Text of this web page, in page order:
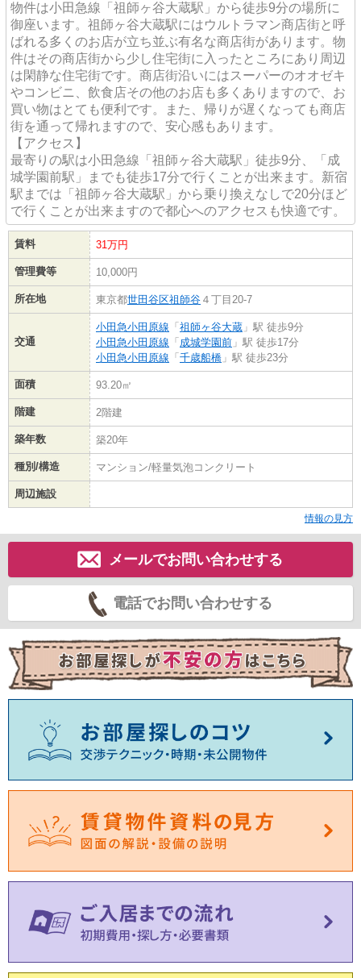
物件は小田急線「祖師ヶ谷大蔵駅」から徒歩9分の場所に
御座います。祖師ヶ谷大蔵駅にはウルトラマン商店街と呼
ばれる多くのお店が立ち並ぶ有名な商店街があります。物
件はその商店街から少し住宅街に入ったところにあり周辺
は閑静な住宅街です。商店街沿いにはスーパーのオオゼキ
やコンビニ、飲食店その他のお店も多くありますので、お
買い物はとても便利です。また、帰りが遅くなっても商店
街を通って帰れますので、安心感もあります。
【アクセス】
最寄りの駅は小田急線「祖師ヶ谷大蔵駅」徒歩9分、「成
城学園前駅」までも徒歩17分で行くことが出来ます。新宿
駅までは「祖師ヶ谷大蔵駅」から乗り換えなしで20分ほど
で行くことが出来ますので都心へのアクセスも快適です。
賃料 31万円
管理費等 10,000円
所在地 東京都世田谷区祖師谷 ４丁目20-7
交通
小田急小田原線 「 祖師ヶ谷大蔵 」駅 徒歩9分
小田急小田原線 「 成城学園前 」駅 徒歩17分
小田急小田原線 「 千歳船橋 」駅 徒歩23分
面積 93.20㎡
階建 2階建
築年数 築20年
種別/構造 マンション/軽量気泡コンクリート
周辺施設
情報の見方
メールでお問い合わせする
電話でお問い合わせする